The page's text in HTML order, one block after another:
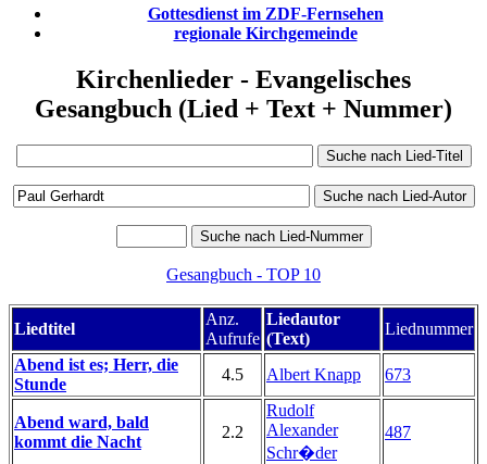
Gottesdienst im ZDF-Fernsehen
regionale Kirchgemeinde
Kirchenlieder - Evangelisches
Gesangbuch (Lied + Text + Nummer)
Gesangbuch - TOP 10
Liedtitel
Anz.
Aufrufe
Liedautor
(Text)
Liednummer
Abend ist es; Herr, die
Stunde
4.5 Albert Knapp 673
Abend ward, bald
kommt die Nacht
2.2
Rudolf
Alexander
Schr�der
487